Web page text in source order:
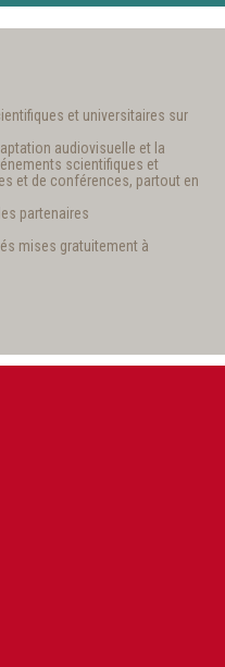
et universitaires sur
audiovisuelle et la
scientifiques et
et de conférences, partout en
partenaires
mises gratuitement à